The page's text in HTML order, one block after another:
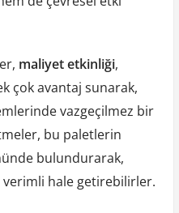
maliyet etkinliği,
çok avantaj sunarak,
vazgeçilmez bir
bu paletlerin
bulundurarak,
hale getirebilirler.